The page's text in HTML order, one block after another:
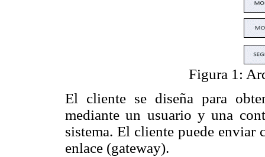
Figura 1:
El cliente se diseña para
mediante un usuario y una
sistema. El cliente puede enviar
enlace (gateway).